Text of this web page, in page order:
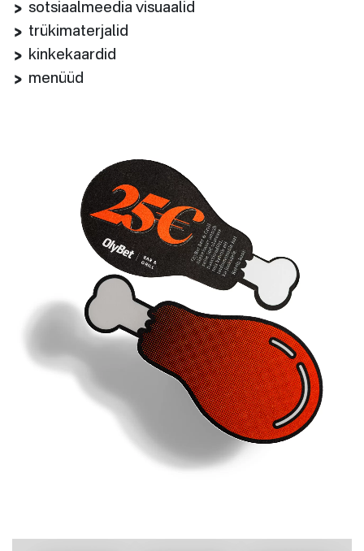
sotsiaalmeedia visuaalid
trükimaterjalid
kinkekaardid
menüüd